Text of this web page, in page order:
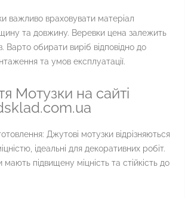
важливо враховувати матеріал
та довжину. Веревки цена залежить
Варто обирати виріб відповідно до
та умов експлуатації.
Мотузки на сайті
Джутові мотузки відрізняються
ідеальні для декоративних робіт.
мають підвищену міцність та стійкість до